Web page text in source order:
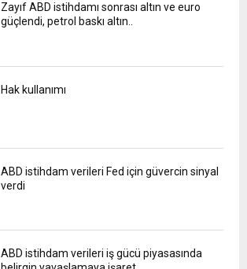
Zayıf ABD istihdamı sonrası altın ve euro
güçlendi, petrol baskı altın..
Hak kullanımı
ABD istihdam verileri Fed için güvercin sinyal
verdi
ABD istihdam verileri iş gücü piyasasında